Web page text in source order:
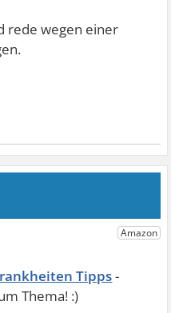
rede wegen einer
Tipps